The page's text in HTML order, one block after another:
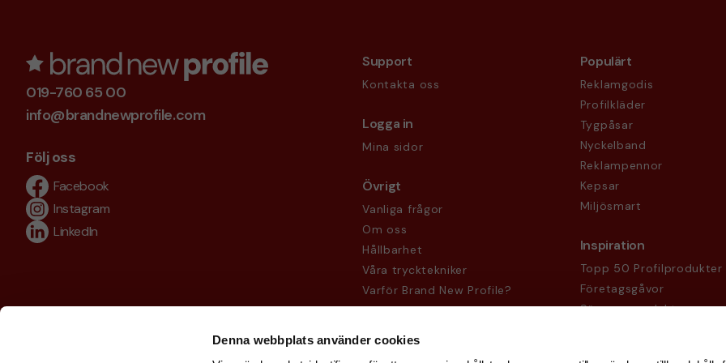
Denna webbplats använder cookies
019-760 65 00
info@brandnewprofile.com
Följ oss
Facebook
Instagram
LinkedIn
Support
Kontakta oss
Logga in
Mina sidor
Övrigt
Vanliga frågor
Om oss
Hållbarhet
Våra trycktekniker
Varför Brand New Profile?
Köpvillkor
Populärt
Reklamgodis
Profilkläder
Tygpåsar
Nyckelband
Reklampennor
Kepsar
Miljösmart
Inspiration
Topp 50 Profilprodukter
Företagsgåvor
Säsongsprodukter